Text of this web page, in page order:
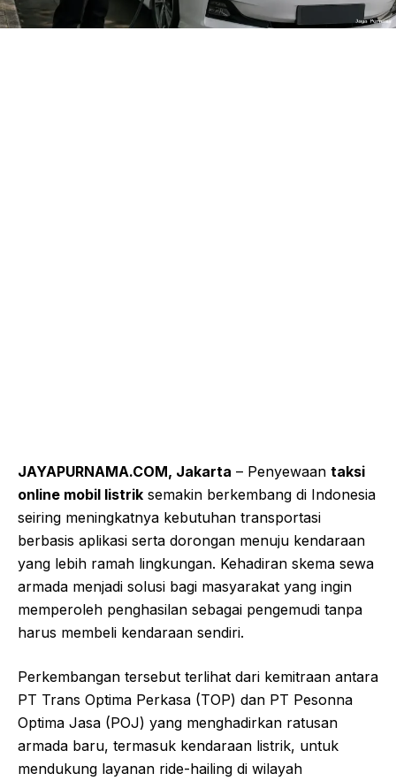
JAYAPURNAMA.COM, Jakarta – Penyewaan taksi
online mobil listrik semakin berkembang di Indonesia
seiring meningkatnya kebutuhan transportasi
berbasis aplikasi serta dorongan menuju kendaraan
yang lebih ramah lingkungan. Kehadiran skema sewa
armada menjadi solusi bagi masyarakat yang ingin
memperoleh penghasilan sebagai pengemudi tanpa
harus membeli kendaraan sendiri.
Perkembangan tersebut terlihat dari kemitraan antara
PT Trans Optima Perkasa (TOP) dan PT Pesonna
Optima Jasa (POJ) yang menghadirkan ratusan
armada baru, termasuk kendaraan listrik, untuk
mendukung layanan ride-hailing di wilayah